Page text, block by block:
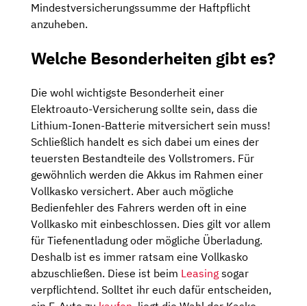
Mindestversicherungssumme der Haftpflicht
anzuheben.
Welche Besonderheiten gibt es?
Die wohl wichtigste Besonderheit einer
Elektroauto-Versicherung sollte sein, dass die
Lithium-Ionen-Batterie mitversichert sein muss!
Schließlich handelt es sich dabei um eines der
teuersten Bestandteile des Vollstromers. Für
gewöhnlich werden die Akkus im Rahmen einer
Vollkasko versichert. Aber auch mögliche
Bedienfehler des Fahrers werden oft in eine
Vollkasko mit einbeschlossen. Dies gilt vor allem
für Tiefenentladung oder mögliche Überladung.
Deshalb ist es immer ratsam eine Vollkasko
abzuschließen. Diese ist beim Leasing sogar
verpflichtend. Solltet ihr euch dafür entscheiden,